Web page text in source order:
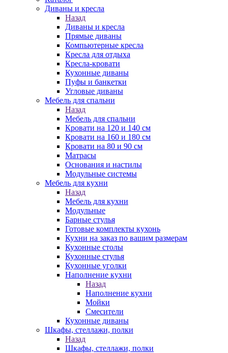
Диваны и кресла
Назад
Диваны и кресла
Прямые диваны
Компьютерные кресла
Кресла для отдыха
Кресла-кровати
Кухонные диваны
Пуфы и банкетки
Угловые диваны
Мебель для спальни
Назад
Мебель для спальни
Кровати на 120 и 140 см
Кровати на 160 и 180 см
Кровати на 80 и 90 см
Матрасы
Основания и настилы
Модульные системы
Мебель для кухни
Назад
Мебель для кухни
Модульные
Барные стулья
Готовые комплекты кухонь
Кухни на заказ по вашим размерам
Кухонные столы
Кухонные стулья
Кухонные уголки
Наполнение кухни
Назад
Наполнение кухни
Мойки
Смесители
Кухонные диваны
Шкафы, стеллажи, полки
Назад
Шкафы, стеллажи, полки